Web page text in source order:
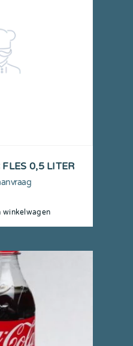
0,5 LITER
winkelwagen